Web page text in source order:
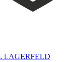
LAGERFELD